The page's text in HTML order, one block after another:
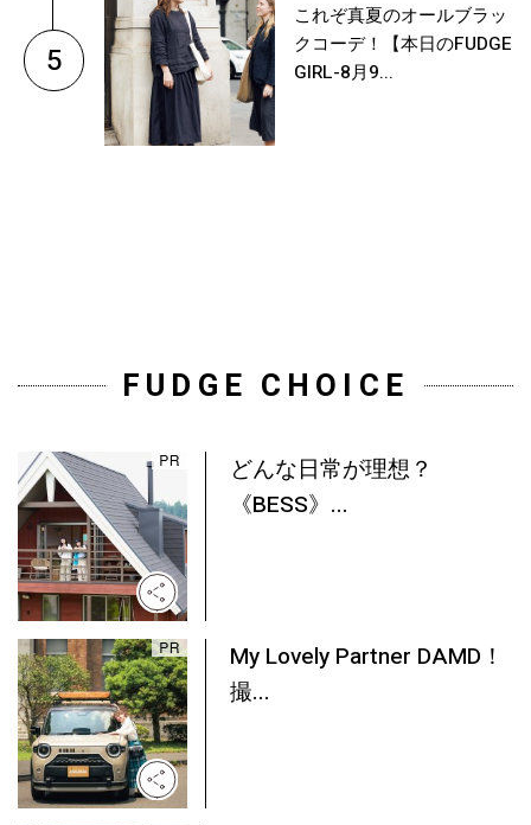
5
これぞ真夏のオールブラッ
クコーデ！【本日のFUDGE
GIRL-8月9...
FUDGE CHOICE
どんな日常が理想？
《BESS》...
My Lovely Partner DAMD！
撮...